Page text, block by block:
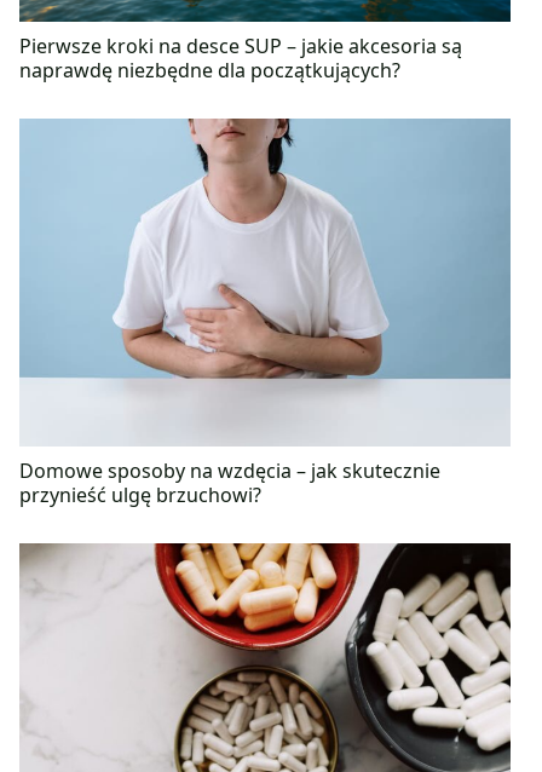
Pierwsze kroki na desce SUP – jakie akcesoria są
naprawdę niezbędne dla początkujących?
Domowe sposoby na wzdęcia – jak skutecznie
przynieść ulgę brzuchowi?